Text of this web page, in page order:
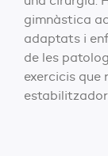
gimnàstica
adaptats i
de les
exercicis que